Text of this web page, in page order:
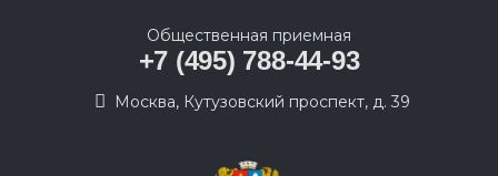
Общественная приемная
+7 (495) 788-44-93
Москва, Кутузовский проспект, д. 39